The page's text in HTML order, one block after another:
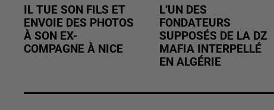
IL TUE SON FILS ET
ENVOIE DES PHOTOS
À SON EX-
COMPAGNE À NICE
L’UN DES
FONDATEURS
SUPPOSÉS DE LA DZ
MAFIA INTERPELLÉ
EN ALGÉRIE